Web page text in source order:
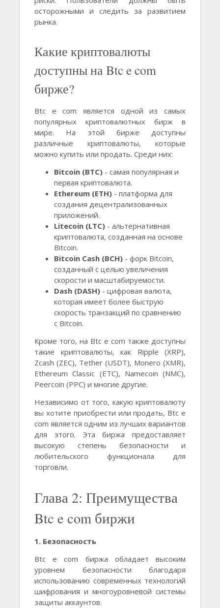
осторожными и следить за развитием
рынка.
Какие криптовалюты
доступны на Btc e com
бирже?
Btc e com является одной из самых
популярных криптовалютных бирж в
мире. На этой бирже доступны
различные криптовалюты, которые
можно купить или продать. Среди них:
Bitcoin (BTC) - самая популярная и
первая криптовалюта.
Ethereum (ETH) - платформа для
создания децентрализованных
приложений.
Litecoin (LTC) - альтернативная
криптовалюта, созданная на основе
Bitcoin.
Bitcoin Cash (BCH) - форк Bitcoin,
созданный с целью увеличения
скорости и масштабируемости.
Dash (DASH) - цифровая валюта,
которая имеет более быструю
скорость транзакций по сравнению
с Bitcoin.
Кроме того, на Btc e com также доступны
такие криптовалюты, как Ripple (XRP),
Zcash (ZEC), Tether (USDT), Monero (XMR),
Ethereum Classic (ETC), Namecoin (NMC),
Peercoin (PPC) и многие другие.
Независимо от того, какую криптовалюту
вы хотите приобрести или продать, Btc e
com является одним из лучших вариантов
для этого. Эта биржа предоставляет
высокую степень безопасности и
любительского функционала для
торговли.
Глава 2: Преимущества
Btc e com биржи
1. Безопасность
Btc e com биржа обладает высоким
уровнем безопасности благодаря
использованию современных технологий
шифрования и многоуровневой системы
защиты аккаунтов.